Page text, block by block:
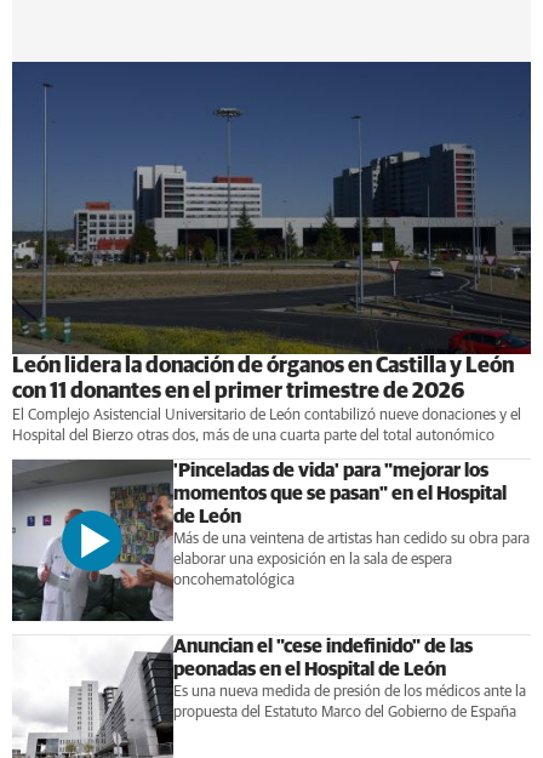
León lidera la donación de órganos en Castilla y León
con 11 donantes en el primer trimestre de 2026
El Complejo Asistencial Universitario de León contabilizó nueve donaciones y el
Hospital del Bierzo otras dos, más de una cuarta parte del total autonómico
'Pinceladas de vida' para "mejorar los
momentos que se pasan" en el Hospital
de León
Más de una veintena de artistas han cedido su obra para
elaborar una exposición en la sala de espera
oncohematológica
Anuncian el "cese indefinido" de las
peonadas en el Hospital de León
Es una nueva medida de presión de los médicos ante la
propuesta del Estatuto Marco del Gobierno de España